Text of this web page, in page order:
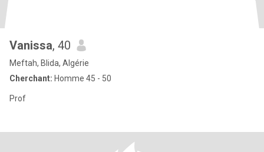
Vanissa, 40
Meftah, Blida, Algérie
Cherchant: Homme 45 - 50
Prof